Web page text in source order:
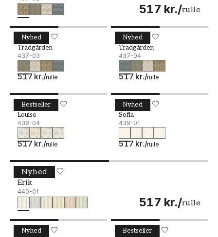
517 kr./rulle
Nyhed
DURO
Trädgården
437-03
517 kr./rulle
Trädgården - 437-03 Nyhed
DURO
Trädgården
437-04
517 kr./rulle
Trädgården - 437-04
Bestseller
DURO
Louise
438-04
517 kr./rulle
Louise - 438-04 Nyhed
DURO
Sofia
439-01
517 kr./rulle
Sofia - 439-01
Nyhed
DURO
Erik
440-01
517 kr./rulle
Erik - 440-01
Nyhed
DURO
Selma - 537-08 Bestseller
DURO
Selma - 537-06